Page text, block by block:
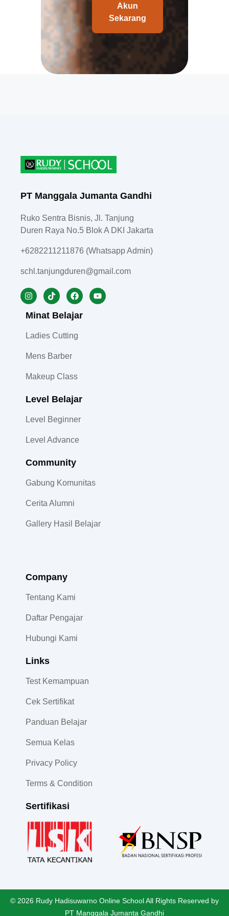
Akun
Sekarang
PT Manggala Jumanta Gandhi
Ruko Sentra Bisnis, Jl. Tanjung
Duren Raya No.5 Blok A DKI Jakarta
+6282211211876 (Whatsapp Admin)
schl.tanjungduren@gmail.com
Minat Belajar
Ladies Cutting
Mens Barber
Makeup Class
Level Belajar
Level Beginner
Level Advance
Community​
Gabung Komunitas
Cerita Alumni
Gallery Hasil Belajar
Company
Tentang Kami
Daftar Pengajar
Hubungi Kami
Links
Test Kemampuan
Cek Sertifikat
Panduan Belajar
Semua Kelas
Privacy Policy
Terms & Condition
Sertifikasi
© 2026 Rudy Hadisuwarno Online School All Rights Reserved by
PT Manggala Jumanta Gandhi